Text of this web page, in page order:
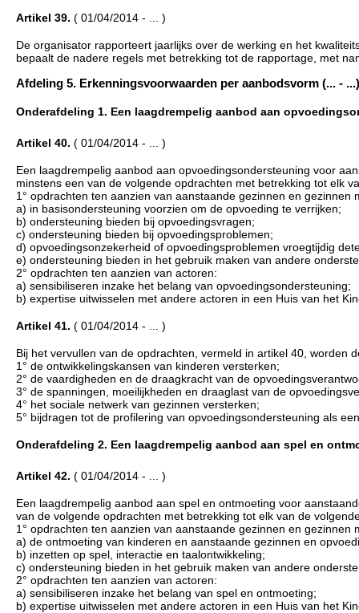
Artikel 39. ( 01/04/2014 - ... )
De organisator rapporteert jaarlijks over de werking en het
bepaalt de nadere regels met betrekking tot de rapportage, met
Afdeling 5. Erkenningsvoorwaarden per aanbodsvorm (... - ...)
Onderafdeling 1. Een laagdrempelig aanbod aan
Artikel 40. ( 01/04/2014 - ... )
Een laagdrempelig aanbod aan opvoedingsondersteuning voor
minstens een van de volgende opdrachten met betrekking tot elk
1° opdrachten ten aanzien van aanstaande gezinnen en gezinnen
a) in basisondersteuning voorzien om de opvoeding te verrijken;
b) ondersteuning bieden bij opvoedingsvragen;
c) ondersteuning bieden bij opvoedingsproblemen;
d) opvoedingsonzekerheid of opvoedingsproblemen vroegtijdig
e) ondersteuning bieden in het gebruik maken van andere
2° opdrachten ten aanzien van actoren:
a) sensibiliseren inzake het belang van opvoedingsondersteuning;
b) expertise uitwisselen met andere actoren in een Huis van het
Artikel 41. ( 01/04/2014 - ... )
Bij het vervullen van de opdrachten, vermeld in artikel 40, worden
1° de ontwikkelingskansen van kinderen versterken;
2° de vaardigheden en de draagkracht van de
3° de spanningen, moeilijkheden en draaglast van de
4° het sociale netwerk van gezinnen versterken;
5° bijdragen tot de profilering van opvoedingsondersteuning als
Onderafdeling 2. Een laagdrempelig aanbod aan spel en
Artikel 42. ( 01/04/2014 - ... )
Een laagdrempelig aanbod aan spel en ontmoeting voor
van de volgende opdrachten met betrekking tot elk van de
1° opdrachten ten aanzien van aanstaande gezinnen en gezinnen
a) de ontmoeting van kinderen en aanstaande gezinnen en
b) inzetten op spel, interactie en taalontwikkeling;
c) ondersteuning bieden in het gebruik maken van andere
2° opdrachten ten aanzien van actoren:
a) sensibiliseren inzake het belang van spel en ontmoeting;
b) expertise uitwisselen met andere actoren in een Huis van het